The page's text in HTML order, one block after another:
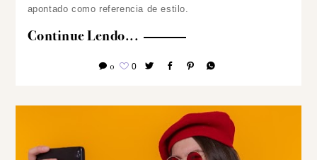
apontado como referencia de estilo.
Continue Lendo...
0 0